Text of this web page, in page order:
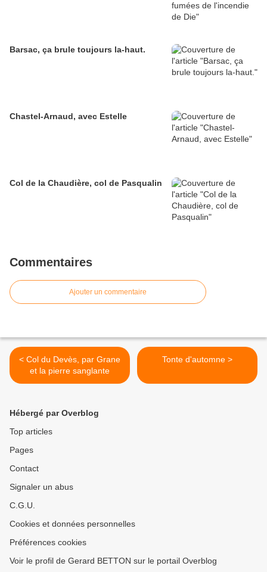
Barsac, ça brule toujours la-haut.
Chastel-Arnaud, avec Estelle
Col de la Chaudière, col de Pasqualin
Commentaires
Ajouter un commentaire
< Col du Devès, par Grane
et la pierre sanglante
Tonte d'automne >
Hébergé par Overblog
Top articles
Pages
Contact
Signaler un abus
C.G.U.
Cookies et données personnelles
Préférences cookies
Voir le profil de Gerard BETTON sur le portail Overblog